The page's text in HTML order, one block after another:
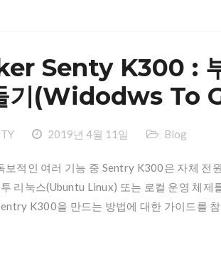
Senty K300 :
기(Widodws To
2019년 4월 11일 Blog
보적인 여러 기능 중 Sentry K300은 자체 전
리눅스(Ubuntu Linux) 또는 로컬 운영 체제
K300을 만드는 방법에 대한 가이드를